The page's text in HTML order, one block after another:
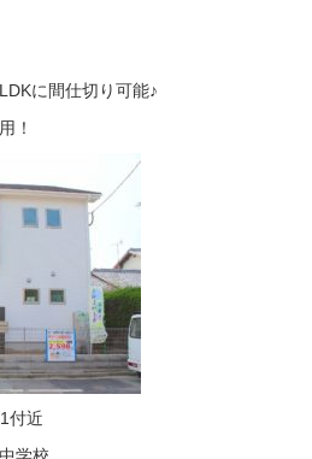
に間仕切り可能♪
！
付近